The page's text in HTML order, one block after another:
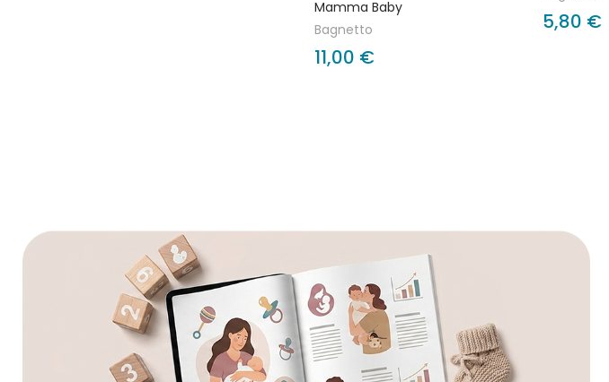
Mamma Baby
Bagnetto
11,00 €
5,80 €